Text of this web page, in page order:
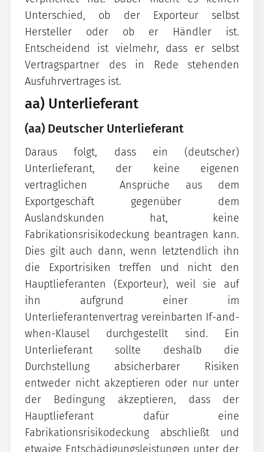
Unterschied, ob der Exporteur selbst
Hersteller oder ob er Händler ist.
Entscheidend ist vielmehr, dass er selbst
Vertragspartner des in Rede stehenden
Ausfuhrvertrages ist.
aa) Unterlieferant
(aa) Deutscher Unterlieferant
Daraus folgt, dass ein (deutscher)
Unterlieferant, der keine eigenen
vertraglichen Ansprüche aus dem
Exportgeschäft gegenüber dem
Auslandskunden hat, keine
Fabrikationsrisikodeckung beantragen kann.
Dies gilt auch dann, wenn letztendlich ihn
die Exportrisiken treffen und nicht den
Hauptlieferanten (Exporteur), weil sie auf
ihn aufgrund einer im
Unterlieferantenvertrag vereinbarten If-and-
when-Klausel durchgestellt sind. Ein
Unterlieferant sollte deshalb die
Durchstellung absicherbarer Risiken
entweder nicht akzeptieren oder nur unter
der Bedingung akzeptieren, dass der
Hauptlieferant dafür eine
Fabrikationsrisikodeckung abschließt und
etwaige Entschädigungsleistungen unter der